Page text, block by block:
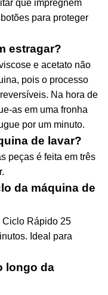
que impregnem
para proteger
estragar?
e acetato não
pois o processo
Na hora de
as em uma fronha
por um minuto.
de lavar?
peças é feita em três
da máquina de
Ciclo Rápido 25
Ideal para
longo da